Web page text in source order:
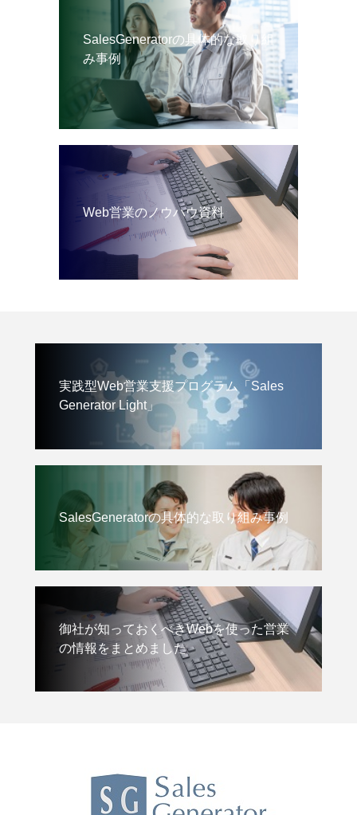
SalesGeneratorの具体的な取り組
み事例
Web営業のノウハウ資料
実践型Web営業支援プログラム「Sales
Generator Light」
SalesGeneratorの具体的な取り組み事例
御社が知っておくべきWebを使った営業
の情報をまとめました